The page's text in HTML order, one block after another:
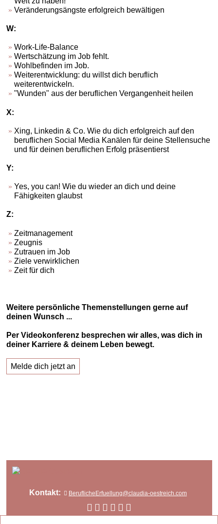
Veränderungsängste erfolgreich bewältigen
W:
Work-Life-Balance
Wertschätzung im Job fehlt.
Wohlbefinden im Job.
Weiterentwicklung: du willst dich beruflich
weiterentwickeln.
"Wunden" aus der beruflichen Vergangenheit heilen
X:
Xing, Linkedin & Co. Wie du dich erfolgreich auf den
beruflichen Social Media Kanälen für deine Stellensuche
und für deinen beruflichen Erfolg präsentierst
Y:
Yes, you can! Wie du wieder an dich und deine
Fähigkeiten glaubst
Z:
Zeitmanagement
Zeugnis
Zutrauen im Job
Ziele verwirklichen
Zeit für dich
Weitere persönliche Themenstellungen gerne auf
deinen Wunsch ...
Per Videokonferenz besprechen wir alles, was dich in
deiner Karriere & deinem Leben bewegt.
Melde dich jetzt an
Kontakt: BeruflicheErfuellung@claudia-oestreich.com